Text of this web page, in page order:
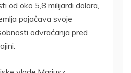
od oko 5,8 milijardi dolara,
pojačava svoje
odvraćanja pred